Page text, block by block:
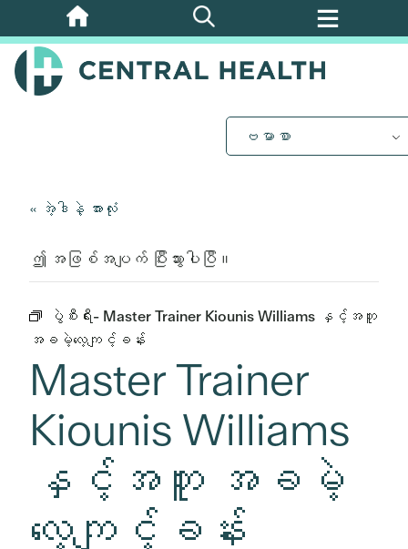
အဓိက
အကြောင်းအရာ
သို့
ဗမာစာ
« အဲ့ဒါနဲ့ အားလုံး
ဤ အဖြစ်အပျက် ပြီးသွားပါပြီ။
ပွဲစီးရီး- Master Trainer Kiounis Williams နှင့်အတူ
အခမဲ့လေ့ကျင့်ခန်း
Master Trainer
Kiounis Williams
နှင့်အတူ အခမဲ့
လေ့ကျင့်ခန်း